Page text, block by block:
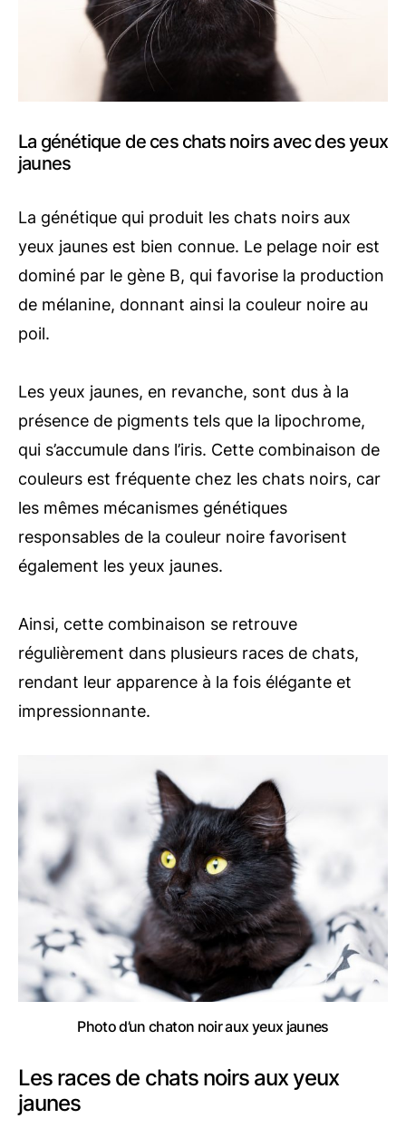
La génétique de ces chats noirs avec des yeux
jaunes
La génétique qui produit les chats noirs aux
yeux jaunes est bien connue. Le pelage noir est
dominé par le gène B, qui favorise la production
de mélanine, donnant ainsi la couleur noire au
poil.
Les yeux jaunes, en revanche, sont dus à la
présence de pigments tels que la lipochrome,
qui s’accumule dans l’iris. Cette combinaison de
couleurs est fréquente chez les chats noirs, car
les mêmes mécanismes génétiques
responsables de la couleur noire favorisent
également les yeux jaunes.
Ainsi, cette combinaison se retrouve
régulièrement dans plusieurs races de chats,
rendant leur apparence à la fois élégante et
impressionnante.
Photo d’un chaton noir aux yeux jaunes
Les races de chats noirs aux yeux
jaunes